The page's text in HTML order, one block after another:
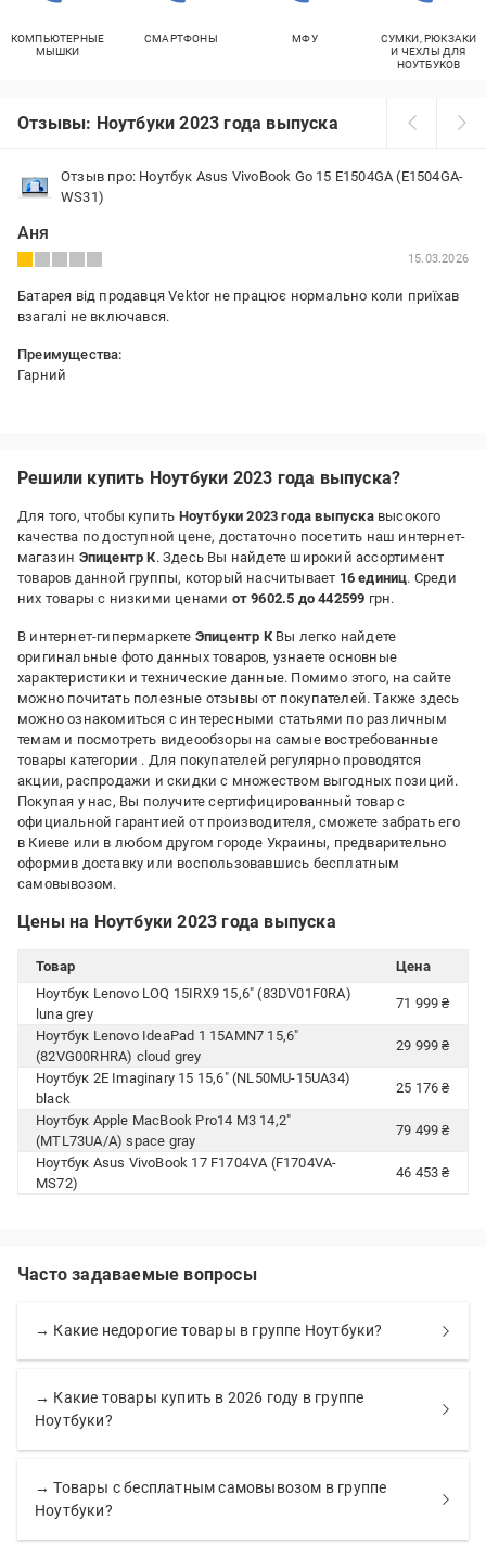
КОМПЬЮТЕРНЫЕ
МЫШКИ
СМАРТФОНЫ МФУ
СУМКИ, РЮКЗАКИ
И ЧЕХЛЫ ДЛЯ
НОУТБУКОВ
Отзывы: Ноутбуки 2023 года выпуска
Отзыв про: Ноутбук Asus VivoBook Go 15 E1504GA (E1504GA-
WS31)
Аня
15.03.2026
Батарея від продавця Vektor не працює нормально коли приїхав
взагалі не включався.
Преимущества:
Гарний
Решили купить Ноутбуки 2023 года выпуска?
Для того, чтобы купить Ноутбуки 2023 года выпускавысокого
качества по доступной цене, достаточно посетить наш интернет-
магазин Эпицентр К. Здесь Вы найдете широкий ассортимент
товаров данной группы, который насчитывает 16 единиц. Среди
них товары с низкими ценами от 9602.5 до 442599 грн.
В интернет-гипермаркете Эпицентр КВы легко найдете
оригинальные фото данных товаров, узнаете основные
характеристики и технические данные. Помимо этого, на сайте
можно почитать полезные отзывы от покупателей. Также здесь
можно ознакомиться с интересными статьями по различным
темам и посмотреть видеообзоры на самые востребованные
товары категории . Для покупателей регулярно проводятся
акции, распродажи и скидки с множеством выгодных позиций.
Покупая у нас, Вы получите сертифицированный товар с
официальной гарантией от производителя, сможете забрать его
в Киеве или в любом другом городе Украины, предварительно
оформив доставку или воспользовавшись бесплатным
самовывозом.
Цены на Ноутбуки 2023 года выпуска
Товар
Цена
Ноутбук Lenovo LOQ 15IRX9 15,6" (83DV01F0RA)
luna grey
71 999 ₴
Ноутбук Lenovo IdeaPad 1 15AMN7 15,6"
(82VG00RHRA) cloud grey
29 999 ₴
Ноутбук 2E Imaginary 15 15,6" (NL50MU-15UA34)
black
25 176 ₴
Ноутбук Apple MacBook Pro14 M3 14,2"
(MTL73UA/A) space gray
79 499 ₴
Ноутбук Asus VivoBook 17 F1704VA (F1704VA-
MS72)
46 453 ₴
Часто задаваемые вопросы
→ Какие недорогие товары в группе Ноутбуки?
→ Какие товары купить в 2026 году в группе
Ноутбуки?
→ Товары с бесплатным самовывозом в группе
Ноутбуки?